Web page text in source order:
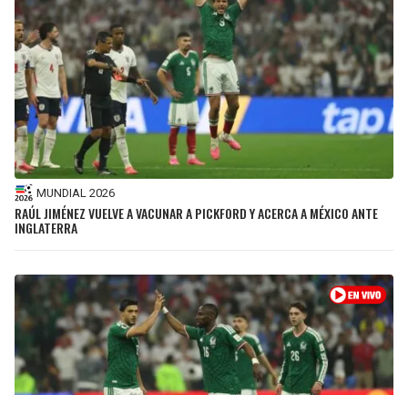
MUNDIAL 2026
RAÚL JIMÉNEZ VUELVE A VACUNAR A PICKFORD Y ACERCA A MÉXICO ANTE
INGLATERRA